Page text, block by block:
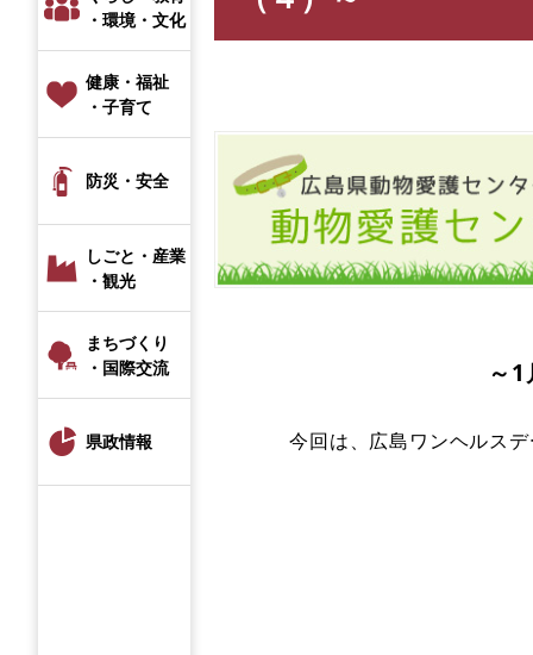
・環境・文化
健康・福祉
・子育て
防災・安全
しごと・産業
・観光
まちづくり
・国際交流
県政情報
～
今回は、広島ワンヘルス